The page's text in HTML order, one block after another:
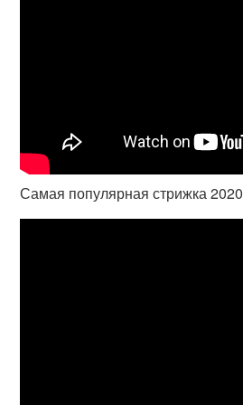
Самая популярная стрижка 2020